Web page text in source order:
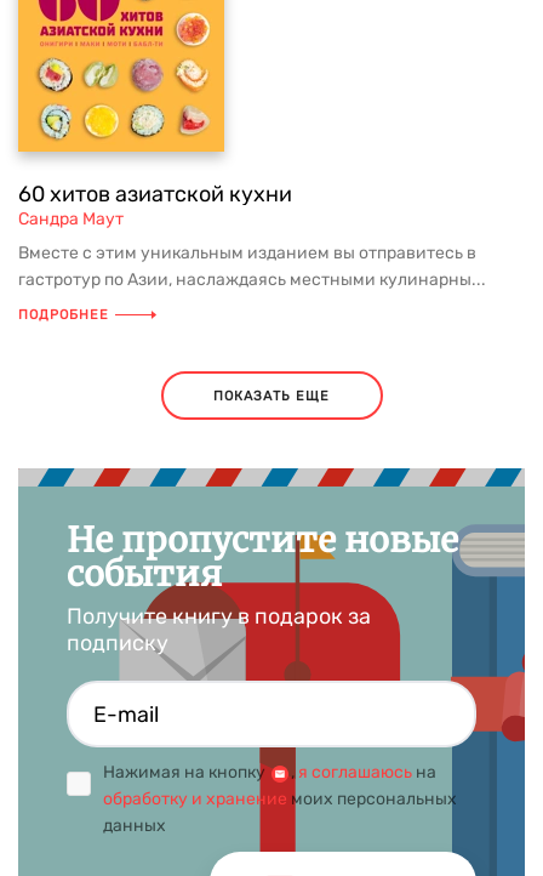
60 хитов азиатской кухни
Сандра Маут
Вместе с этим уникальным изданием вы отправитесь в
гастротур по Азии, наслаждаясь местными кулинарны...
ПОДРОБНЕЕ
ПОКАЗАТЬ ЕЩЕ
Не пропустите новые
события
Получите книгу в подарок за
подписку
Нажимая на кнопку , я соглашаюсь на
обработку и хранение моих персональных
данных